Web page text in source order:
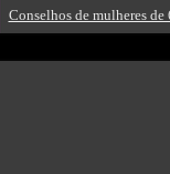
Conselhos de mulheres